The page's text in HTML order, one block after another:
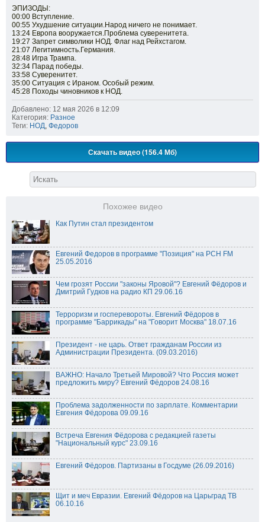
ЭПИЗОДЫ:
00:00 Вступление.
00:55 Ухудшение ситуации.Народ ничего не понимает.
13:24 Европа вооружается.Проблема суверенитета.
19:27 Запрет символики НОД. Флаг над Рейхстагом.
21:07 Легитимность.Германия.
28:48 Игра Трампа.
32:34 Парад победы.
33:58 Суверенитет.
35:00 Ситуация с Ираном. Особый режим.
45:28 Походы чиновников к НОД.
Добавлено: 12 мая 2026 в 12:09
Категория: Разное
Теги: НОД, Федоров
Скачать видео (156.4 Мб)
Похожее видео
Как Путин стал президентом
Евгений Федоров в программе "Позиция" на РСН FM
25.05.2016
Чем грозят России "законы Яровой"? Евгений Фёдоров и
Дмитрий Гудков на радио КП 29.06.16
Терроризм и госперевороты. Евгений Фёдоров в
программе "Баррикады" на "Говорит Москва" 18.07.16
Президент - не царь. Ответ гражданам России из
Администрации Президента. (09.03.2016)
ВАЖНО: Начало Третьей Мировой? Что Россия может
предложить миру? Евгений Фёдоров 24.08.16
Проблема задолженности по зарплате. Комментарии
Евгения Фёдорова 09.09.16
Встреча Евгения Фёдорова с редакцией газеты
"Национальный курс" 23.09.16
Евгений Фёдоров. Партизаны в Госдуме (26.09.2016)
Щит и меч Евразии. Евгений Фёдоров на Царьград ТВ
06.10.16